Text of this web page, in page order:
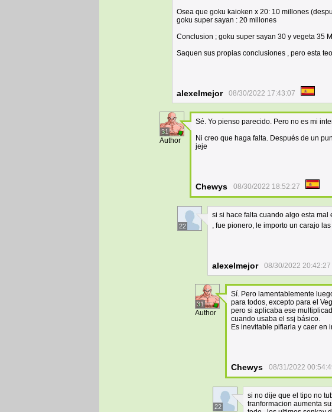
Osea que goku kaioken x 20: 10 millones
goku super sayan : 20 millones
Conclusion ; goku super sayan 30 y vegeta 35
Saquen sus propias conclusiones , pero esta
alexelmejor 08/30/2022 17:43:07
31
Author
Sé. Yo pienso parecido. Pero no es mi
Ni creo que haga falta. Después de un
jeje
Chewys 08/30/2022 18:52:27
22
si si hace falta cuando algo esta
, fue pionero, le importo un carajo
alexelmejor 08/30/2022 20:42:27
31
Author
Sí. Pero lamentablemente
para todos, excepto para el
pero si aplicaba ese
cuando usaba el ssj básico.
Es inevitable pifiarla y caer en
Chewys 08/31/2022
22
si no dije que el tipo no
tranformacion aumenta